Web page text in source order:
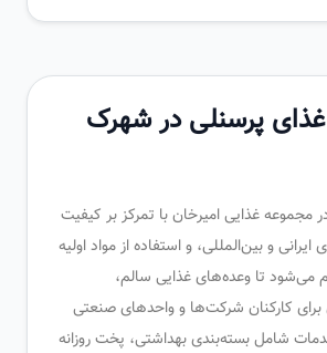
پرسنلی در شهرک
غذایی امیرخان با تمرکز بر کیفیت
بین‌المللی، و استفاده از مواد اولیه
تا وعده‌های غذایی سالم،
شرکت‌ها و واحدهای صنعتی
بسته‌بندی بهداشتی، پخت روزانه